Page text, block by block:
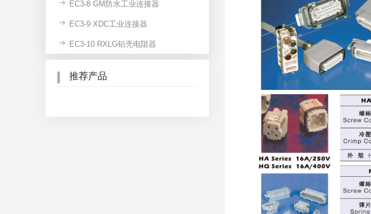
EC3-8 GM防水工业连接器
EC3-9 XDC工业连接器
EC3-10 RXLG铝壳电阻器
推荐产品